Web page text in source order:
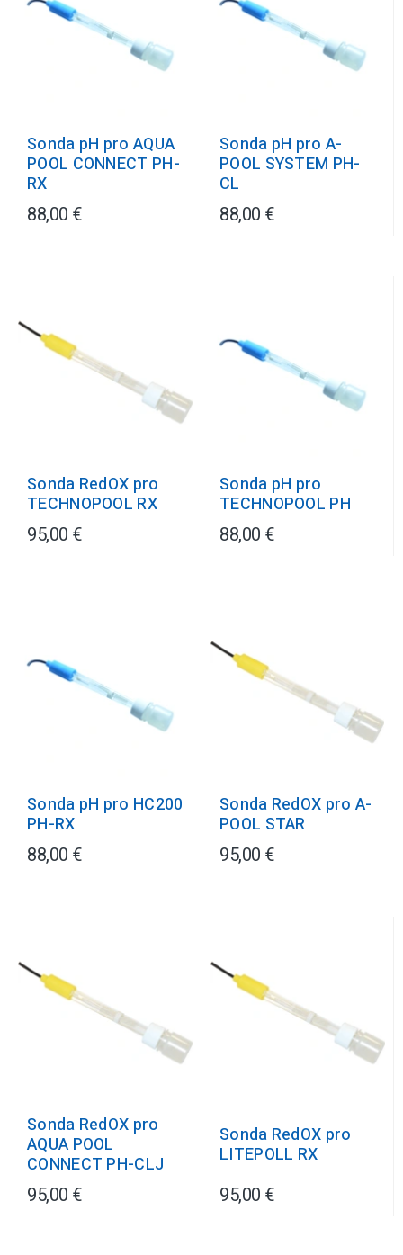
Sonda pH pro AQUA
POOL CONNECT PH-
RX
88,00 €
Sonda pH pro A-
POOL SYSTEM PH-
CL
88,00 €
Sonda RedOX pro
TECHNOPOOL RX
95,00 €
Sonda pH pro
TECHNOPOOL PH
88,00 €
Sonda pH pro HC200
PH-RX
88,00 €
Sonda RedOX pro A-
POOL STAR
95,00 €
Sonda RedOX pro
AQUA POOL
CONNECT PH-CLJ
95,00 €
Sonda RedOX pro
LITEPOLL RX
95,00 €